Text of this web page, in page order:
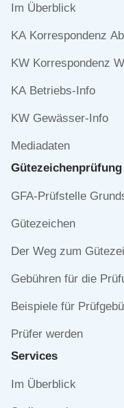
Navigation
Im Überblick
KA Korrespondenz
KW Korrespondenz
KA Betriebs-Info
KW Gewässer-Info
Mediadaten
Gütezeichen­prüfung
Navigation
GFA-Prüfstelle
Gütezeichen
Der Weg zum
Gebühren für die
Beispiele für
Prüfer werden
Services
Navigation
Im Überblick